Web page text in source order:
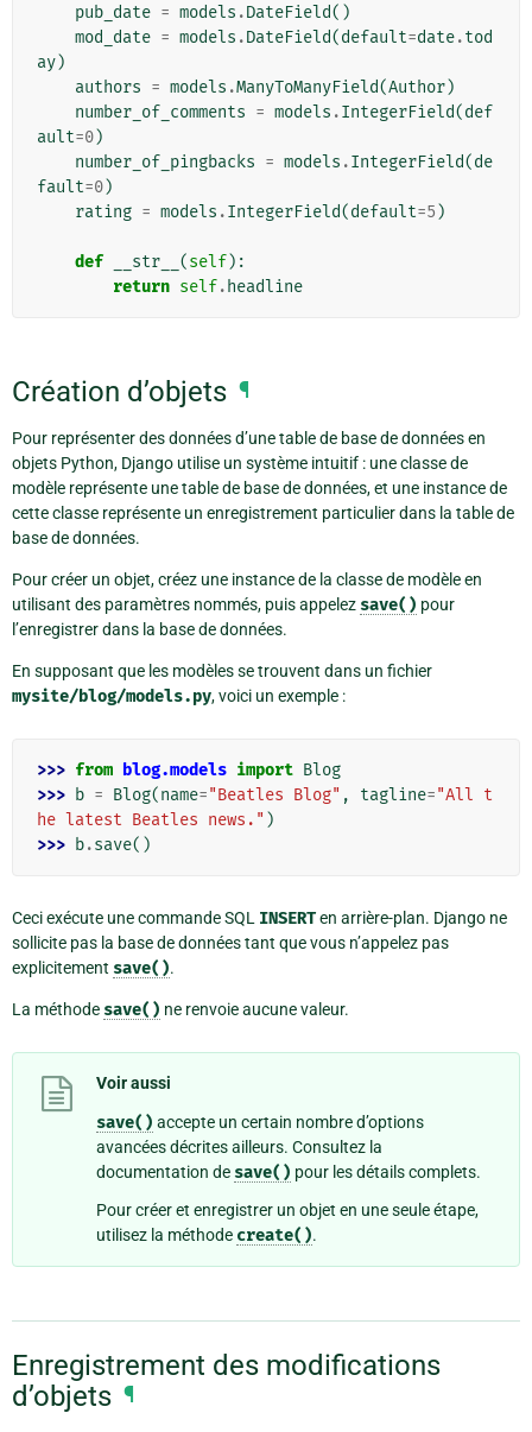
pub_date = models .DateField()
mod_date = models .DateField(default=date.tod
ay)
authors = models .ManyToManyField(Author)
number_of_comments = models .IntegerField(def
ault=0)
number_of_pingbacks = models .IntegerField(de
fault=0)
rating = models .IntegerField(default=5 )
def __str__ (self):
return self. headline
Création d’objets ¶
Pour représenter des données d’une table de base de données en
objets Python, Django utilise un système intuitif : une classe de
modèle représente une table de base de données, et une instance de
cette classe représente un enregistrement particulier dans la table de
base de données.
Pour créer un objet, créez une instance de la classe de modèle en
utilisant des paramètres nommés, puis appelez save() pour
l’enregistrer dans la base de données.
En supposant que les modèles se trouvent dans un fichier
mysite/blog/models.py, voici un exemple :
>>> from blog.models import Blog
>>> b = Blog(name="Beatles Blog" , tagline="All t
he latest Beatles news." )
>>> b.save()
Ceci exécute une commande SQL INSERTen arrière-plan. Django ne
sollicite pas la base de données tant que vous n’appelez pas
explicitement save().
La méthode save() ne renvoie aucune valeur.
Voir aussi
save() accepte un certain nombre d’options
avancées décrites ailleurs. Consultez la
documentation de save() pour les détails complets.
Pour créer et enregistrer un objet en une seule étape,
utilisez la méthode create().
Enregistrement des modifications
d’objets ¶